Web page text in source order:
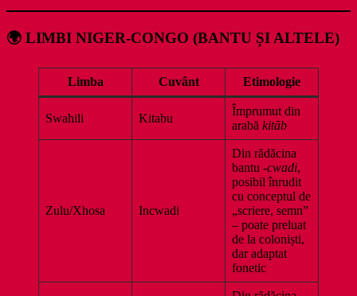
🌍 LIMBI NIGER-CONGO (BANTU ȘI ALTELE)
Limba Cuvânt Etimologie
Swahili Kitabu
Împrumut din
arabă kitāb
Zulu/Xhosa Incwadi
Din rădăcina
bantu -cwadi,
posibil înrudit
cu conceptul de
„scriere, semn”
– poate preluat
de la coloniști,
dar adaptat
fonetic